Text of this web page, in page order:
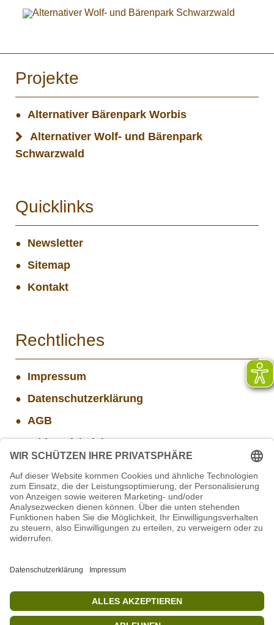
Projekte
Alternativer Bärenpark Worbis
Alternativer Wolf- und Bärenpark
Schwarzwald
Quicklinks
Newsletter
Sitemap
Kontakt
Rechtliches
Impressum
Datenschutzerklärung
AGB
Widerrufsbelehrung
Aktuelle Stellenangebote
STIFTUNG für BÄREN - Stellvertretende
Projekt WORBIS Praktikum: Technik (ab Herbst)
Mitarbeiter(w/m/d) Imbiss - Betrieb im Projekt